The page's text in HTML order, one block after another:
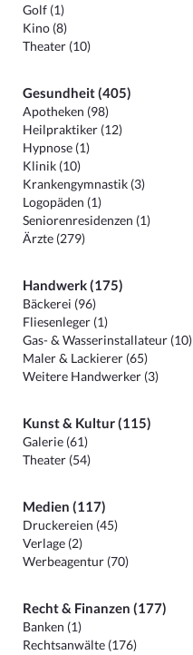
Golf (1)
Kino (8)
Theater (10)
Gesundheit (405)
Apotheken (98)
Heilpraktiker (12)
Hypnose (1)
Klinik (10)
Krankengymnastik (3)
Logopäden (1)
Seniorenresidenzen (1)
Ärzte (279)
Handwerk (175)
Bäckerei (96)
Fliesenleger (1)
Gas- & Wasserinstallateur (10)
Maler & Lackierer (65)
Weitere Handwerker (3)
Kunst & Kultur (115)
Galerie (61)
Theater (54)
Medien (117)
Druckereien (45)
Verlage (2)
Werbeagentur (70)
Recht & Finanzen (177)
Banken (1)
Rechtsanwälte (176)